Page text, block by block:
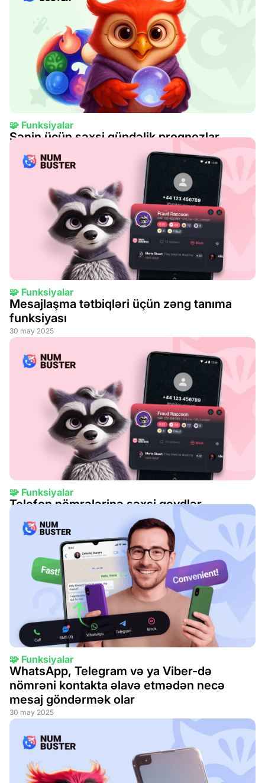
🧩 Funksiyalar
Sənin üçün şəxsi gündəlik proqnozlar
🧩 Funksiyalar
Mesajlaşma tətbiqləri üçün zəng tanıma
funksiyası
30 may 2025
🧩 Funksiyalar
Telefon nömrələrinə şəxsi qeydlər
🧩 Funksiyalar
WhatsApp, Telegram və ya Viber-də
nömrəni kontakta əlavə etmədən necə
mesaj göndərmək olar
30 may 2025